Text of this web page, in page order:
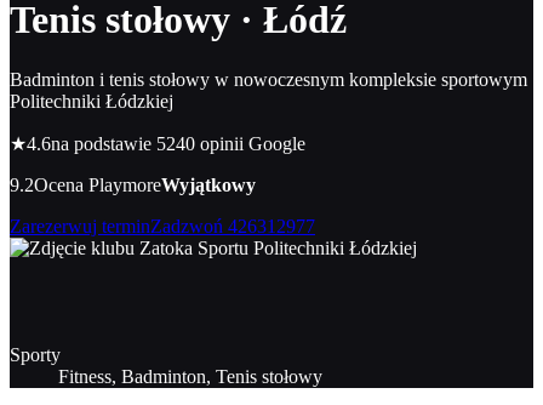
Tenis stołowy · Łódź
Badminton i tenis stołowy w nowoczesnym kompleksie sportowym
Politechniki Łódzkiej
★4.6na podstawie 5240 opinii Google
9.2Ocena PlaymoreWyjątkowy
Zarezerwuj terminZadzwoń 426312977
Sporty
Fitness, Badminton, Tenis stołowy